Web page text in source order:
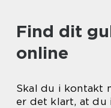
Find dit
online
Skal du i kontakt
er det klart, at du